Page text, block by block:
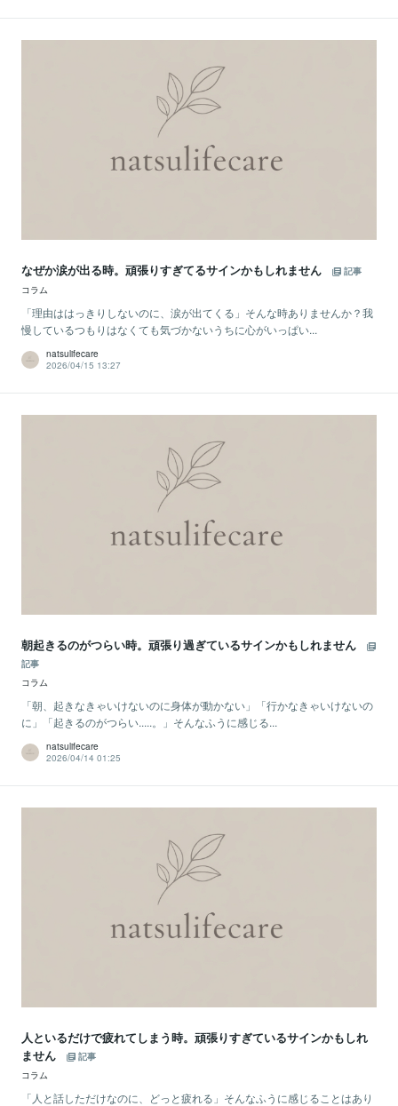
なぜか涙が出る時。頑張りすぎてるサインかもしれません
記事
コラム
「理由ははっきりしないのに、涙が出てくる」そんな時ありませんか？我
慢しているつもりはなくても気づかないうちに心がいっぱい...
natsulifecare
2026/04/15 13:27
朝起きるのがつらい時。頑張り過ぎているサインかもしれません
記事
コラム
「朝、起きなきゃいけないのに身体が動かない」「行かなきゃいけないの
に」「起きるのがつらい.....。」そんなふうに感じる...
natsulifecare
2026/04/14 01:25
人といるだけで疲れてしまう時。頑張りすぎているサインかもしれ
ません
記事
コラム
「人と話しただけなのに、どっと疲れる」そんなふうに感じることはあり